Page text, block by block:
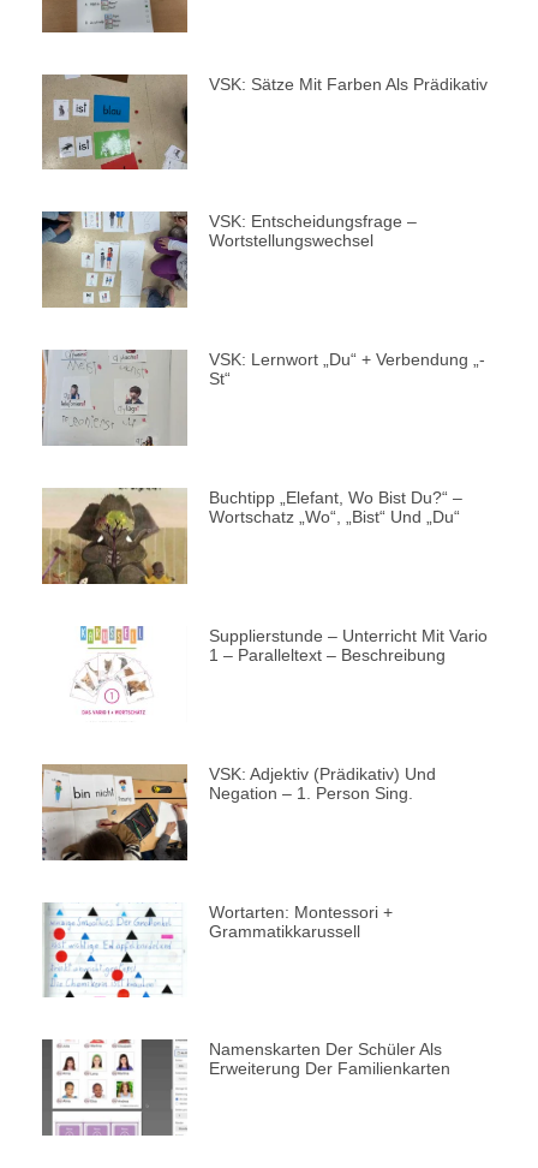
VSK: Sätze Mit Farben Als Prädikativ
VSK: Entscheidungsfrage –
Wortstellungswechsel
VSK: Lernwort „du“ + Verbendung „-
St“
Buchtipp „Elefant, Wo Bist Du?“ –
Wortschatz „wo“, „bist“ Und „du“
Supplierstunde – Unterricht Mit Vario
1 – Paralleltext – Beschreibung​
VSK: Adjektiv (Prädikativ) Und
Negation – 1. Person Sing.
Wortarten: Montessori +
Grammatikkarussell
Namenskarten Der Schüler Als
Erweiterung Der Familienkarten